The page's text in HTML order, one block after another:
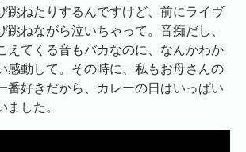
跳ねたりするんですけど、前にライヴ
跳ねながら泣いちゃって。音痴だし、
えてくる音もバカなのに、なんかわか
感動して。その時に、私もお母さんの
番好きだから、カレーの日はいっぱい
ました。